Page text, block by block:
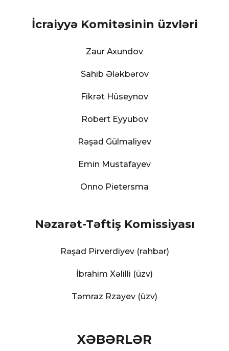
İcraiyyə Komitəsinin üzvləri
Zaur Axundov
Sahib Ələkbərov
Fikrət Hüseynov
Robert Eyyubov
Rəşad Gülmaliyev
Emin Mustafayev
Onno Pietersma
Nəzarət-Təftiş Komissiyası
Rəşad Pirverdiyev (rəhbər)
İbrahim Xəlilli (üzv)
Təmraz Rzayev (üzv)
XƏBƏRLƏR